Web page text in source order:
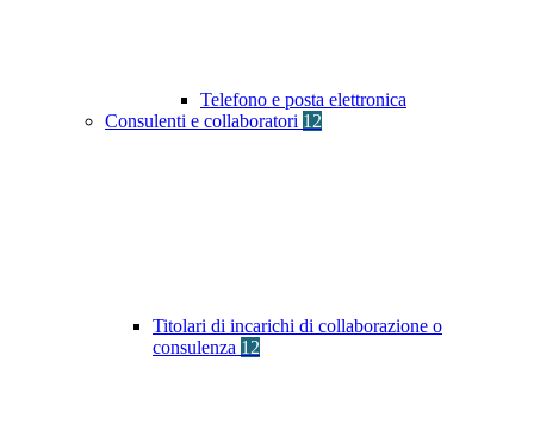
Telefono e posta elettronica
Consulenti e collaboratori 12
Titolari di incarichi di collaborazione o
consulenza 12